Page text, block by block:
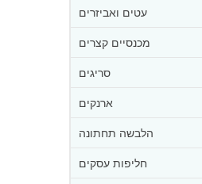
עטים ואביזרים
מכנסיים קצרים
סריגים
ארנקים
הלבשה תחתונה
חליפות עסקים